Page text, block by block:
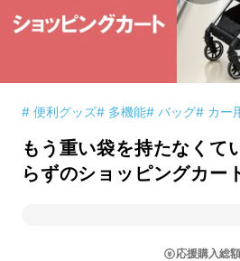
# 便利グッズ# 多機能# バッグ# カー
もう重い袋を持たなくて
らずのショッピングカー
応援購入総額